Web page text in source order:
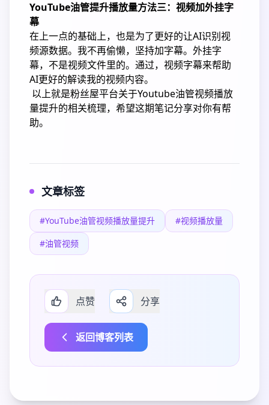
YouTube油管提升播放量方法三：视频加外挂字
幕
在上一点的基础上，也是为了更好的让AI识别视
频源数据。我不再偷懒，坚持加字幕。外挂字
幕，不是视频文件里的。通过，视频字幕来帮助
AI更好的解读我的视频内容。
以上就是粉丝屋平台关于Youtube油管视频播放
量提升的相关梳理，希望这期笔记分享对你有帮
助。
文章标签
#YouTube油管视频播放量提升
#视频播放量
#油管视频
点赞 分享
返回博客列表